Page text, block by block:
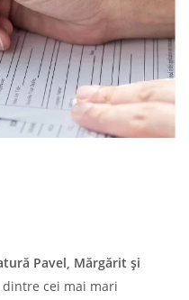
Pavel, Mărgărit și
cei mai mari